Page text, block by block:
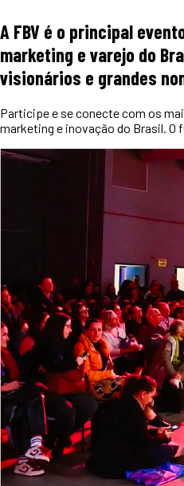
A FBV é o principal
marketing e varejo do
visionários e grandes
Participe e se conecte com os
marketing e inovação do Brasil. O